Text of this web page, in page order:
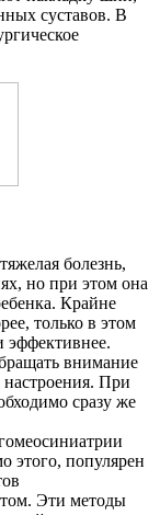
суставов. В
болезнь,
но при этом она
Крайне
только в этом
эффективнее.
внимание
При
сразу же
этого, популярен
Эти методы